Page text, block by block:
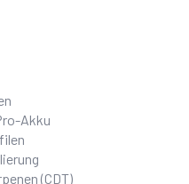
Akku
(CDT)